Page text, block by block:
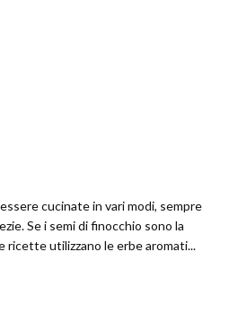
cucinate in vari modi, sempre
Se i semi di finocchio sono la
ricette utilizzano le erbe aromati...